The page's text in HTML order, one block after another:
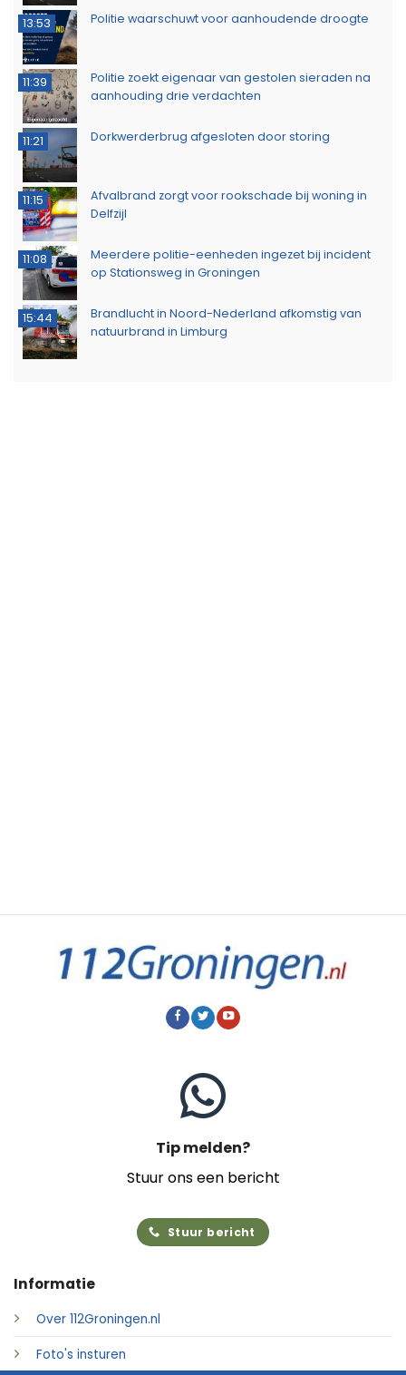
13:53 Politie waarschuwt voor aanhoudende droogte
11:39
Politie zoekt eigenaar van gestolen sieraden na
aanhouding drie verdachten
11:21 Dorkwerderbrug afgesloten door storing
11:15
Afvalbrand zorgt voor rookschade bij woning in
Delfzijl
11:08
Meerdere politie-eenheden ingezet bij incident
op Stationsweg in Groningen
15:44
Brandlucht in Noord-Nederland afkomstig van
natuurbrand in Limburg
Informatie
Over 112Groningen.nl
Foto's insturen
Tip melden?
Stuur ons een bericht
Stuur bericht